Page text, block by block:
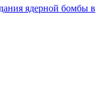
ядерной бомбы в